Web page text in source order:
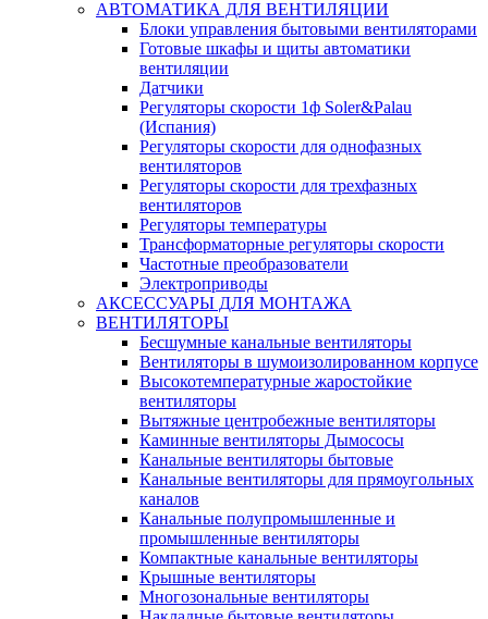
АВТОМАТИКА ДЛЯ ВЕНТИЛЯЦИИ
Блоки управления бытовыми вентиляторами
Готовые шкафы и щиты автоматики
вентиляции
Датчики
Регуляторы скорости 1ф Soler&Palau
(Испания)
Регуляторы скорости для однофазных
вентиляторов
Регуляторы скорости для трехфазных
вентиляторов
Регуляторы температуры
Трансформаторные регуляторы скорости
Частотные преобразователи
Электроприводы
АКСЕССУАРЫ ДЛЯ МОНТАЖА
ВЕНТИЛЯТОРЫ
Бесшумные канальные вентиляторы
Вентиляторы в шумоизолированном корпусе
Высокотемпературные жаростойкие
вентиляторы
Вытяжные центробежные вентиляторы
Каминные вентиляторы Дымососы
Канальные вентиляторы бытовые
Канальные вентиляторы для прямоугольных
каналов
Канальные полупромышленные и
промышленные вентиляторы
Компактные канальные вентиляторы
Крышные вентиляторы
Многозональные вентиляторы